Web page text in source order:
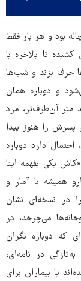
بود و هر بار فقط
تا بالاخره با
حرف بزند و شب‌ها
و دوباره همان
متر آن‌طرف‌تر، مرد
پسرش را هنوز پیدا
دارد دوباره
یکی بفهمه اینا
همیشه با آمار و
در نسخه‌ای نشان
می‌چرخد، در
که دوباره نگران
در نامه‌ای،
یا بیماران برای